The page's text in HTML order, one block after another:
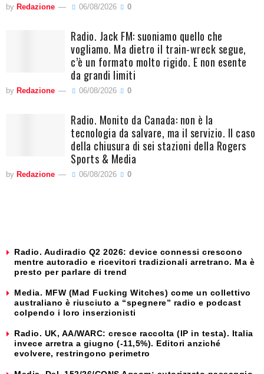
by Redazione 06/08/2026 0
Radio. Jack FM: suoniamo quello che
vogliamo. Ma dietro il train-wreck segue,
c’è un formato molto rigido. E non esente
da grandi limiti
by Redazione 06/08/2026 0
Radio. Monito da Canada: non è la
tecnologia da salvare, ma il servizio. Il caso
della chiusura di sei stazioni della Rogers
Sports & Media
by Redazione 06/08/2026 0
Radio. Audiradio Q2 2026: device connessi crescono
mentre autoradio e ricevitori tradizionali arretrano. Ma è
presto per parlare di trend
Media. MFW (Mad Fucking Witches) come un collettivo
australiano è riusciuto a “spegnere” radio e podcast
colpendo i loro inserzionisti
Radio. UK, AA/WARC: cresce raccolta (IP in testa). Italia
invece arretra a giugno (-11,5%). Editori anziché
evolvere, restringono perimetro